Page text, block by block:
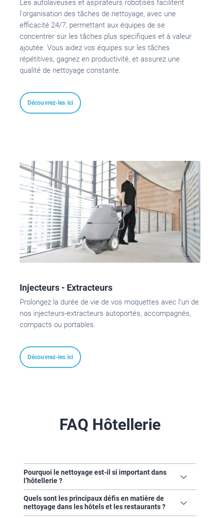
Les autolaveuses et aspirateurs robotisés facilitent
l'organisation des tâches de nettoyage, avec une
efficacité 24/7, permettant aux équipes de se
concentrer sur les tâches plus specifiques et à valeur
ajoutée. Vous aidez vos équipes sur les tâches
répétitives, gagnez en productivité, et assurez une
qualité de nettoyage constante.
Découvrez-les ici
Injecteurs - Extracteurs
Prolongez la durée de vie de vos moquettes avec l’un de
nos injecteurs-extracteurs autoportés, accompagnés,
compacts ou portables.
Découvrez-les ici
FAQ Hôtellerie
Pourquoi le nettoyage est-il si important dans
l’hôtellerie ?
importantspour la satisfaction des clients.
Un espace impeccable est synonyme de
Quels sont les principaux défis en matière de
nettoyage dans les hôtels et les restaurants ?